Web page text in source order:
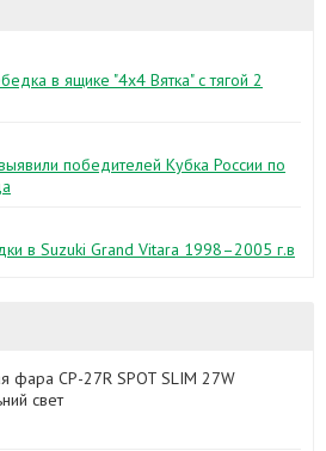
в ящике "4х4 Вятка" с тягой 2
победителей Кубка России по
в Suzuki Grand Vitara 1998–2005 г.в
фара CP-27R SPOT SLIM 27W
свет